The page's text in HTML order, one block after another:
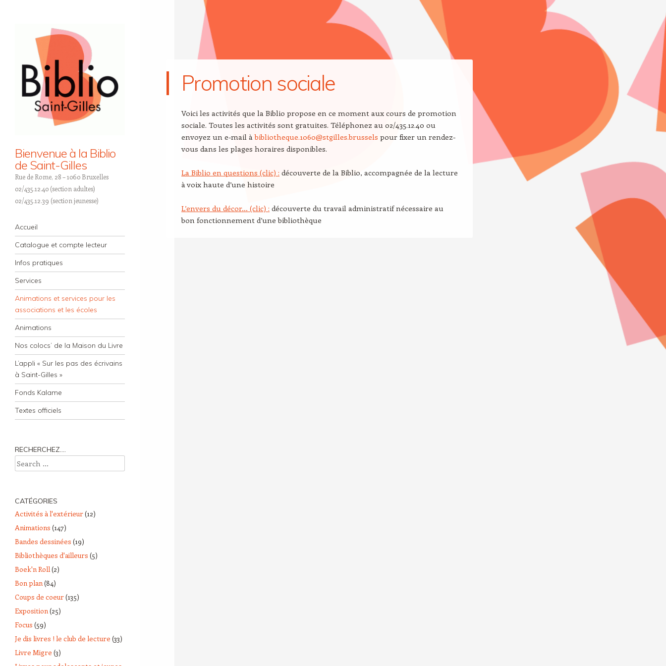
Bienvenue à la Biblio
de Saint-Gilles
Rue de Rome, 28 – 1060 Bruxelles
02/435.12.40 (section adultes)
02/435.12.39 (section jeunesse)
Navigation
Skip to content
Accueil
Catalogue et compte lecteur
Infos pratiques
Services
Animations et services pour les
associations et les écoles
Animations
Nos colocs’ de la Maison du Livre
L’appli « Sur les pas des écrivains
à Saint-Gilles »
Fonds Kalame
Textes officiels
Promotion sociale
Voici les activités que la Biblio propose en ce moment aux cours de promotion
sociale. Toutes les activités sont gratuites. Téléphonez au 02/435.12.40 ou
envoyez un e-mail àbibliotheque.1060@stgilles.brussels pour fixer un rendez-
vous dans les plages horaires disponibles.
La Biblio en questions (clic) : découverte de la Biblio, accompagnée de la lecture
à voix haute d’une histoire
L’envers du décor… (clic) : découverte du travail administratif nécessaire au
bon fonctionnement d’une bibliothèque
RECHERCHEZ….
Search
CATÉGORIES
Activités à l'extérieur(12)
Animations (147)
Bandes dessinées (19)
Bibliothèques d'ailleurs (5)
Boek'n Roll(2)
Bon plan(84)
Coups de coeur(135)
Exposition(25)
Focus (59)
Je dis livres ! le club de lecture (33)
Livre Migre (3)